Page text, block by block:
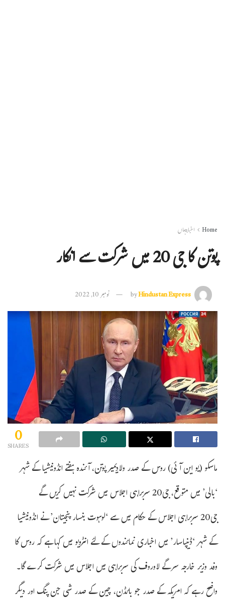
Home اخبارجہاں
پوتن کا جی 20 میں شرکت سے انکار
byHindustan Express نومبر 10, 2022
0
SHARES
ماسکو (یو این آئی) روس کے صدر ولادیمیر پوتن، آئندہ ہفتے انڈونیشیا کے شہر
‘بالی’ میں متوقع، جی20 سربراہی اجلاس میں شرکت نہیں کریں گے
جی20 سربراہی اجلاس کے حکام میں سے ‘لوہوت بنسار پنجیتان’ نے انڈونیشیا
کے شہر ‘ڈینپاسار’ میں اخباری نمائندوں کے لئے انٹرویو میں کہا ہے کہ روس کا
وفد وزیر خارجہ سرگے لاوروف کی سربراہی میں اجلاس میں شرکت کرے گا۔
واضح رہے کہ امریکہ کے صدر جو بائڈن، چین کے صدر شی جن پنگ اور دیگر